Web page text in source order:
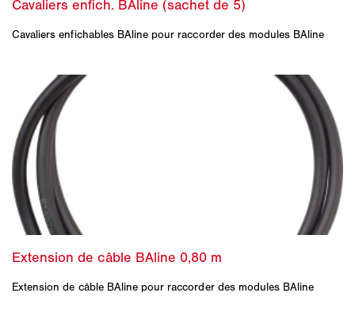
Cavaliers enfichables BAline pour raccorder des modules BAline
Extension de câble BAline pour raccorder des modules BAline